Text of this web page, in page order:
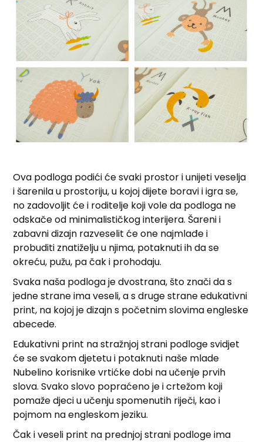
Ova podloga podići će svaki prostor i unijeti veselja
i šarenila u prostoriju, u kojoj dijete boravi i igra se,
no zadovoljit će i roditelje koji vole da podloga ne
odskače od minimalističkog interijera. Šareni i
zabavni dizajn razveselit će one najmlađe i
probuditi znatiželju u njima, potaknuti ih da se
okreću, pužu, pa čak i prohodaju.
Svaka naša podloga je dvostrana, što znači da s
jedne strane ima veseli, a s druge strane edukativni
print, na kojoj je dizajn s početnim slovima engleske
abecede.
Edukativni print na stražnjoj strani podloge svidjet
će se svakom djetetu i potaknuti naše mlade
Nubelino korisnike vrtićke dobi na učenje prvih
slova. Svako slovo popraćeno je i crtežom koji
pomaže djeci u učenju spomenutih riječi, kao i
pojmom na engleskom jeziku.
Čak i veseli print na prednjoj strani podloge ima